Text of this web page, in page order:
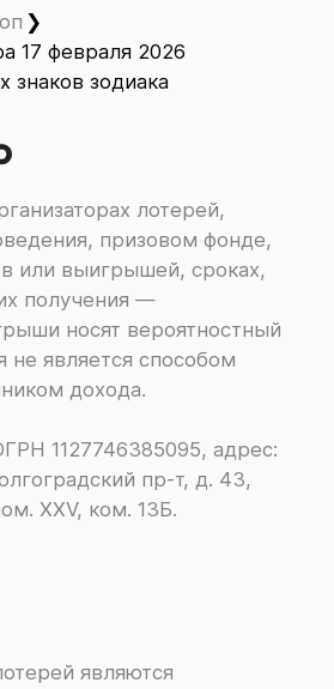
17 февраля 2026
знаков зодиака
лотерей,
призовом фонде,
или выигрышей, сроках,
получения ―
носят вероятностный
не является способом
дохода.
1127746385095, адрес:
пр-т, д. 43,
XXV, ком. 13Б.
являются